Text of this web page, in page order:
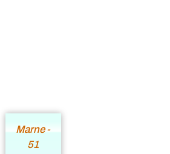
Marne -
51